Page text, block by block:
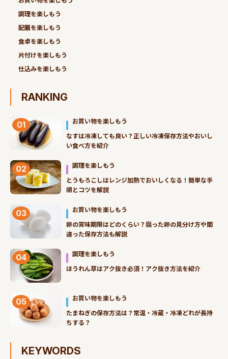
調理を楽しもう
配膳を楽しもう
食卓を楽しもう
片付けを楽しもう
仕込みを楽しもう
RANKING
01
お買い物を楽しもう
なすは冷凍しても良い？正しい冷凍保存方法やおいし
い食べ方を紹介
02
調理を楽しもう
とうもろこしはレンジ加熱でおいしくなる！簡単な手
順とコツを解説
03
お買い物を楽しもう
卵の賞味期限はどのくらい？腐った卵の見分け方や間
違った保存方法も解説
04
調理を楽しもう
ほうれん草はアク抜き必須！アク抜き方法を紹介
05
お買い物を楽しもう
たまねぎの保存方法は？常温・冷蔵・冷凍どれが長持
ちする？
KEYWORDS